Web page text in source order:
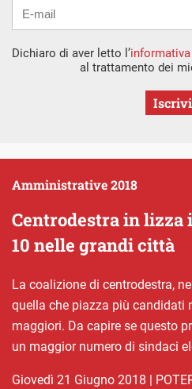
Dichiaro di aver letto l’
al trattamento dei
Centrodestra in lizza
10 nelle grandi città
Amministrative 2018
La coalizione di centrodestra,
quella che piazza più candidati
maggiori. Da capire se questo
un maggior numero di sindaci
giovedì 21 Giugno 2018 |